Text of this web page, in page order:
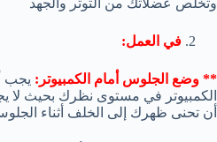
وتخلص عضلاتك من التوتر والجهد
في العمل:
** وضع الجلوس أمام الكمبيوتر: يجب
الكمبيوتر في مستوى نظرك بحيث لا
أن تحنى ظهرك إلى الخلف أثناء